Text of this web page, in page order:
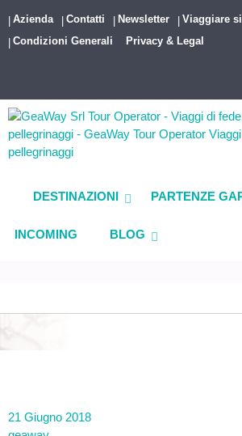
Azienda Contatti Newsletter
Viaggiare
Condizioni Generali
Privacy & Legal
DESTINAZIONI PARTENZE
INCOMING BLOG
21 Giugno 2018